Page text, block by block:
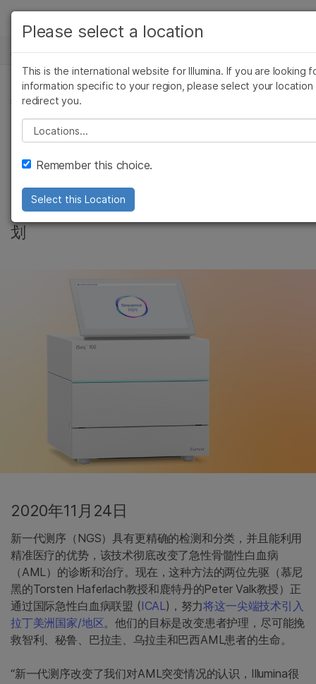
Skip to content
解决方案
学习
公司
支持
推荐内容链接
新闻中心
微生物, 癌症研究, 肿瘤
改变急性骨髓性白血
病的诊断和护理
Illumina支持将NGS技术引入拉丁美洲的计
划
2020年11月24日
新一代测序（NGS）具有更精确的检测和分类，并且能利用
精准医疗的优势，该技术彻底改变了急性骨髓性白血病
（AML）的诊断和治疗。现在，这种方法的两位先驱（慕尼
黑的Torsten Haferlach教授和鹿特丹的Peter Valk教授）正
通过国际急性白血病联盟 (ICAL)，努力将这一尖端技术引入
拉丁美洲国家/地区。他们的目标是改变患者护理，尽可能挽
救智利、秘鲁、巴拉圭、乌拉圭和巴西AML患者的生命。
“新一代测序改变了我们对AML突变情况的认识，Illumina很
查看更多相关内容。选择您感兴趣的领域:
癌症研究
微生物学
农业基因组学
复杂疾病
临床肿瘤学
遗传病和罕见病
Please select a location
This is the international website for Illumina. If you are looking
information specific to your region, please select your location
redirect you.
Please select a location
Remember this choice.
Select this Location